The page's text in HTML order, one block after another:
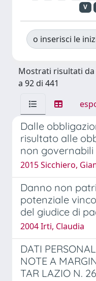
V
o inserisci le
Mostrati risultati da
a 92 di 441
Dalle
risultato alle
non governabili
2015 Sicchiero,
Danno non
potenziale
del giudice di
2004 Irti, Claudia
DATI
NOTE A
TAR LAZIO N.